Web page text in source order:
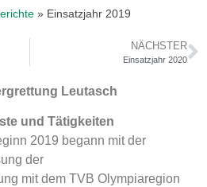
» Einsatzjahr 2019
NÄCHSTER
Einsatzjahr 2020
Leutasch
und Tätigkeiten
2019 begann mit der
der
mit dem TVB Olympiaregion